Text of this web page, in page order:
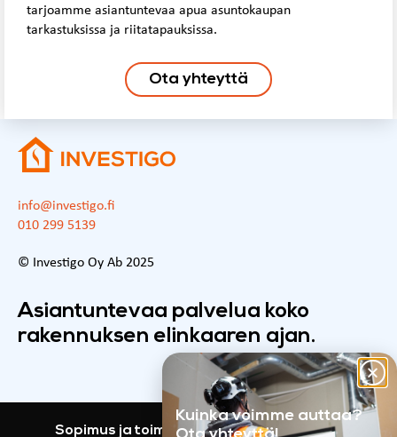
tarjoamme asiantuntevaa apua asuntokaupan
tarkastuksissa ja riitatapauksissa.
Ota yhteyttä
info@investigo.fi
010 299 5139
© Investigo Oy Ab 2025
Asiantuntevaa palvelua koko
rakennuksen elinkaaren ajan.
Sopimus ja toimitusehdotInvestigo GDPR
Kuinka voimme auttaa?